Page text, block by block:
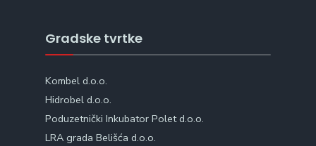
Gradske tvrtke
Kombel d.o.o.
Hidrobel d.o.o.
Poduzetnički Inkubator Polet d.o.o.
LRA grada Belišća d.o.o.